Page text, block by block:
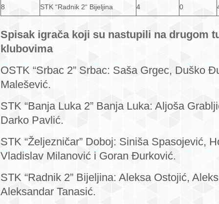
8 STK “Radnik 2“ Bijeljina 4 0
Spisak igrača koji su nastupili na drugom
klubovima
OSTK “Srbac 2” Srbac: Saša Grgec, Duško
Malešević.
STK “Banja Luka 2” Banja Luka: Aljoša
Darko Pavlić.
STK “Željezničar” Doboj: Siniša Spasojević,
Vladislav Milanović i Goran Đurković.
STK “Radnik 2” Bijeljina: Aleksa Ostojić,
Aleksandar Tanasić.